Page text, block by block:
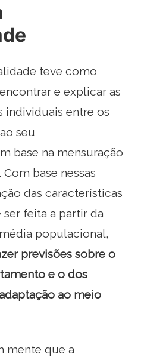
teve como
e explicar as
individuais entre os
seu
base na mensuração
base nessas
das características
feita a partir da
populacional,
previsões sobre o
e o dos
ao meio
mente que a